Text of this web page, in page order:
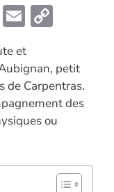
W
s
A
p
E
ai
l
p
y
Li
et
petit
de Carpentras.
des
ou